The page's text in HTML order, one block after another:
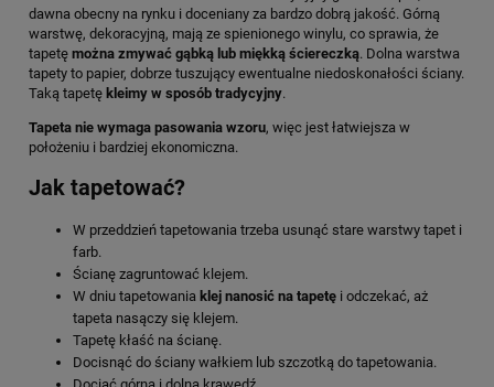
dawna obecny na rynku i doceniany za bardzo dobrą jakość. Górną
warstwę, dekoracyjną, mają ze spienionego winylu, co sprawia, że
tapetę można zmywać gąbką lub miękką ściereczką. Dolna warstwa
tapety to papier, dobrze tuszujący ewentualne niedoskonałości ściany.
Taką tapetę kleimy w sposób tradycyjny.
Tapeta nie wymaga pasowania wzoru, więc jest łatwiejsza w
położeniu i bardziej ekonomiczna.
Jak tapetować?
W przeddzień tapetowania trzeba usunąć stare warstwy tapet i
farb.
Ścianę zagruntować klejem.
W dniu tapetowania klej nanosić na tapetę i odczekać, aż
tapeta nasączy się klejem.
Tapetę kłaść na ścianę.
Docisnąć do ściany wałkiem lub szczotką do tapetowania.